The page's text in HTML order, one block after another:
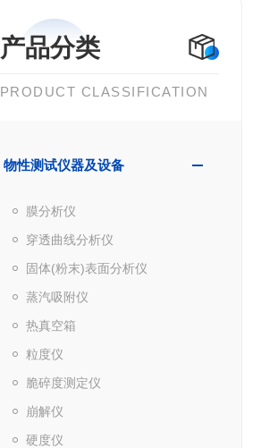
产品分类
PRODUCT CLASSIFICATION
物性测试仪器及设备
膜分析仪
穿透曲线分析仪
固体(粉末)表面分析仪
蒸汽吸附仪
热真空箱
粒度仪
脆碎度测定仪
崩解仪
硬度仪